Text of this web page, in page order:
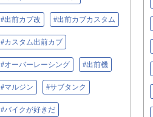
#出前カブ改 #出前カブカスタム
#カスタム出前カブ
#オーバーレーシング #出前機
#マルジン #サブタンク
#バイクが好きだ